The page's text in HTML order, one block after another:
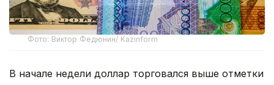
Фото: Виктор Федюнин/ Kazinform
В начале недели доллар торговался выше отметки